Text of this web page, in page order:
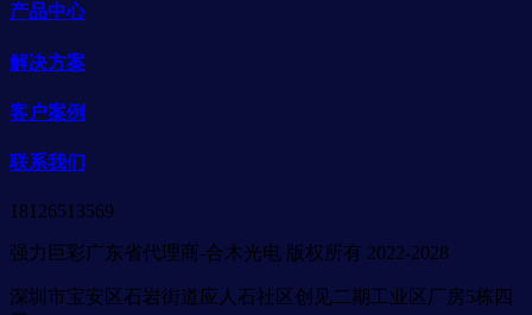
产品中心
解决方案
客户案例
联系我们
18126513569
强力巨彩广东省代理商-合木光电 版权所有 2022-2028
深圳市宝安区石岩街道应人石社区创见二期工业区厂房5栋四